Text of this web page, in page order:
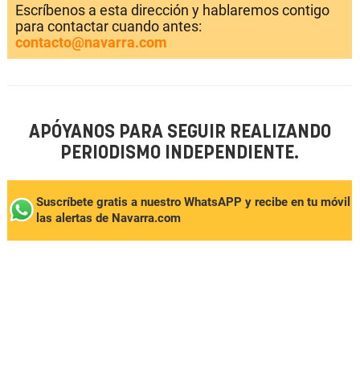
Escríbenos a esta dirección y hablaremos contigo
para contactar cuando antes:
contacto@navarra.com
APÓYANOS PARA SEGUIR REALIZANDO
PERIODISMO INDEPENDIENTE.
Suscríbete gratis a nuestro WhatsAPP y recibe en tu móvil
las alertas de Navarra.com